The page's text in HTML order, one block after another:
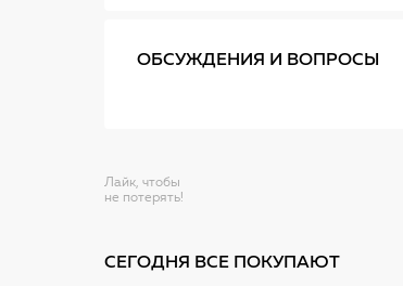
ОБСУЖДЕНИЯ И ВОПРОСЫ
Лайк, чтобы
не потерять!
СЕГОДНЯ ВСЕ ПОКУПАЮТ